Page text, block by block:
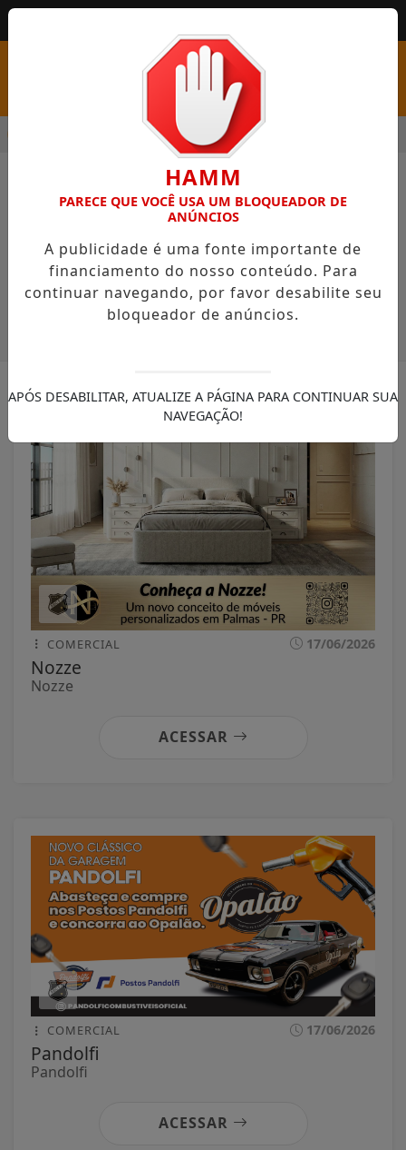
COM VAGAS EM SEIS FUNÇÕES E SALÁRIOS QUE
COMERCIAL
SÉRIE A SÉRIE B EUROPA
COMERCIAL 17/06/2026
Nozze
Nozze
ACESSAR
COMERCIAL 17/06/2026
Pandolfi
Pandolfi
ACESSAR
HAMM
PARECE QUE VOCÊ USA UM BLOQUEADOR DE
ANÚNCIOS
A publicidade é uma fonte importante de
financiamento do nosso conteúdo. Para
continuar navegando, por favor desabilite seu
bloqueador de anúncios.
APÓS DESABILITAR, ATUALIZE A PÁGINA PARA CONTINUAR SUA
NAVEGAÇÃO!